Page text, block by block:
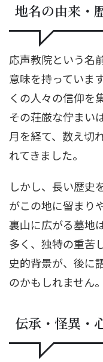
地名の由来・
応声教院という名
意味を持っていま
くの人々の信仰を
その荘厳な佇まい
月を経て、数え切
れてきました。
しかし、長い歴史
がこの地に留まり
裏山に広がる墓地
多く、独特の重苦
史的背景が、後に
のかもしれません。
伝承・怪異・